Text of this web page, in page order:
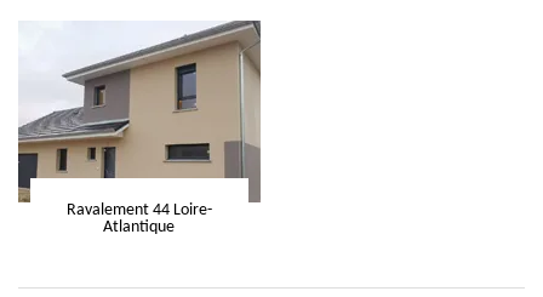
Ravalement 44 Loire-
Atlantique